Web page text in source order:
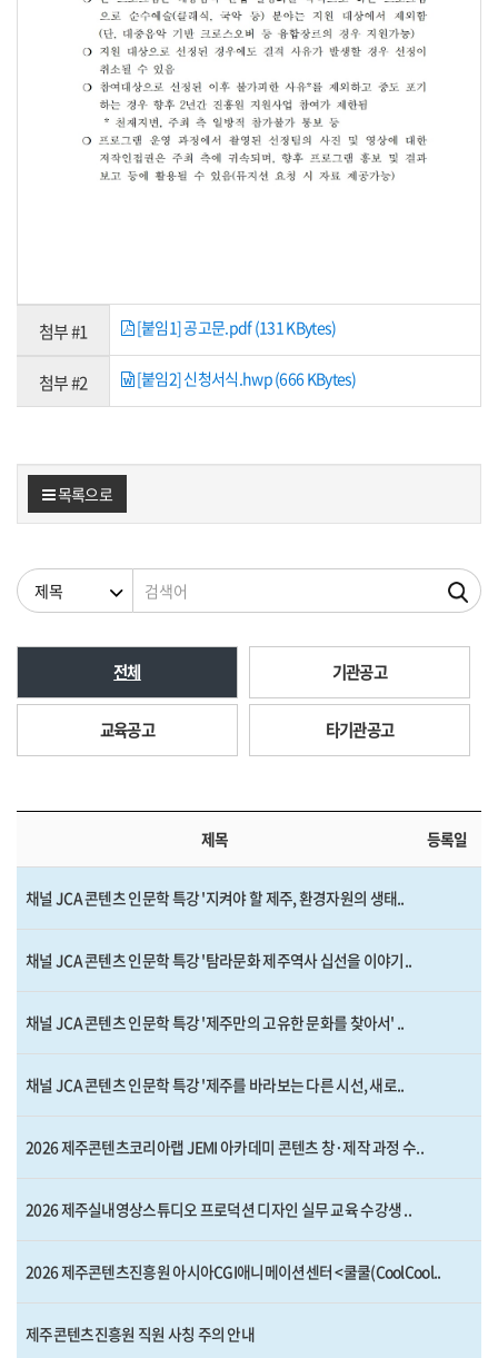
첨부 #1 [붙임1] 공고문.pdf (131 KBytes)
첨부 #2 [붙임2] 신청서식.hwp (666 KBytes)
목록으로
검색조건 검색어
전체 기관공고
교육공고 타기관공고
제목 등록일
채널 JCA 콘텐츠 인문학 특강 '지켜야 할 제주, 환경자원의 생태..
채널 JCA 콘텐츠 인문학 특강 '탐라문화 제주역사 십선을 이야기..
채널 JCA 콘텐츠 인문학 특강 '제주만의 고유한 문화를 찾아서' ..
채널 JCA 콘텐츠 인문학 특강 '제주를 바라보는 다른 시선, 새로..
2026 제주콘텐츠코리아랩 JEMI 아카데미 콘텐츠 창·제작 과정 수..
2026 제주실내영상스튜디오 프로덕션 디자인 실무 교육 수강생 ..
2026 제주콘텐츠진흥원 아시아CGI애니메이션센터 <쿨쿨(CoolCool..
제주콘텐츠진흥원 직원 사칭 주의 안내